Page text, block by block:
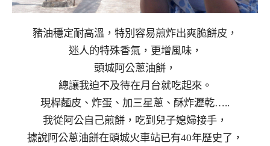
豬油穩定耐高溫，特別容易煎炸出爽脆餅皮，
迷人的特殊香氣，更增風味，
頭城阿公蔥油餅，
總讓我迫不及待在月台就吃起來。
現桿麵皮、炸蛋、加三星蔥、酥炸瀝乾…..
我從阿公自己煎餅，吃到兒子媳婦接手，
據說阿公蔥油餅在頭城火車站已有40年歷史了，